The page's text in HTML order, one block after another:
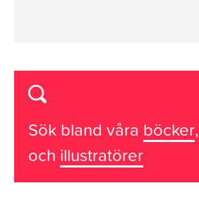
Sök bland våra böcker,
och illustratörer